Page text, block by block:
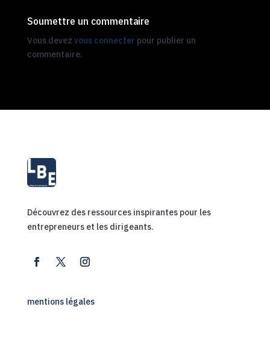
Soumettre un commentaire
Vous devez vous connecter pour publier un
commentaire.
Découvrez des ressources inspirantes pour les
entrepreneurs et les dirigeants.
mentions légales